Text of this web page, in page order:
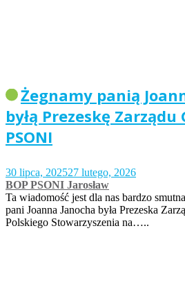
Żegnamy panią
byłą Prezeskę Zarządu
PSONI
30 lipca, 202527 lutego, 2026
BOP PSONI Jarosław
Ta wiadomość jest dla nas bardzo
pani Joanna Janocha była Prezeska
Polskiego Stowarzyszenia na…..